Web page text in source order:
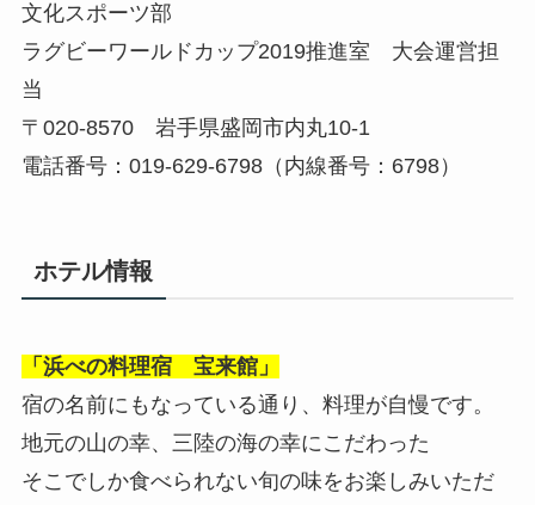
文化スポーツ部
ラグビーワールドカップ2019推進室 大会運営担
当
〒020-8570 岩手県盛岡市内丸10-1
電話番号：019-629-6798（内線番号：6798）
ホテル情報
「浜べの料理宿 宝来館」
宿の名前にもなっている通り、料理が自慢です。
地元の山の幸、三陸の海の幸にこだわった
そこでしか食べられない旬の味をお楽しみいただ